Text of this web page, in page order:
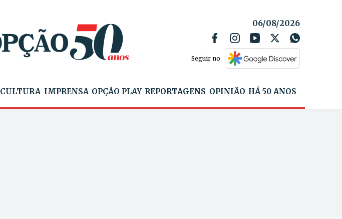
06/08/2026
Seguir no
CULTURA IMPRENSA OPÇÃO PLAY REPORTAGENS OPINIÃO HÁ 50 ANOS